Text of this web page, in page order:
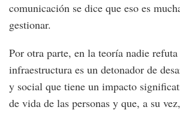
comunicación se dice que eso es
gestionar.
Por otra parte, en la teoría nadie
infraestructura es un detonador de
y social que tiene un impacto
de vida de las personas y que, a su